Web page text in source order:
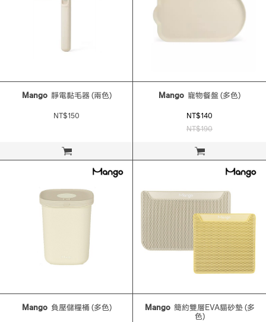
立即購買
Mango 靜電黏毛器 (兩色)
NT$150
立即購買
Mango 寵物餐盤 (多色)
NT$140
NT$190
Mango 負壓儲糧桶 (多色) Mango簡約雙層EVA貓砂墊 (多
色)